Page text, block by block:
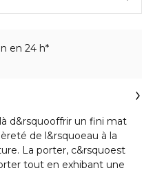
en 24 h*
d&rsquooffrir un fini mat
de l&rsquoeau à la
La porter, c&rsquoest
tout en exhibant une